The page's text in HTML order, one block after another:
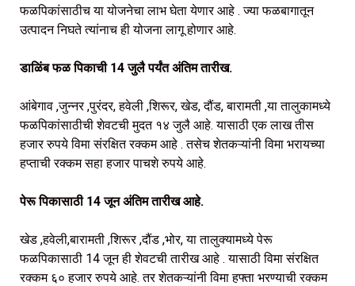
फळपिकांसाठीच या योजनेचा लाभ घेता येणार आहे . ज्या फळबागातून
उत्पादन निघते त्यांनाच ही योजना लागू होणार आहे.
डाळिंब फळ पिकाची 14 जुलै पर्यंत अंतिम तारीख.
आंबेगाव ,जुन्नर ,पुरंदर, हवेली ,शिरूर, खेड, दौंड, बारामती ,या तालुकामध्ये
फळपिकांसाठीची शेवटची मुदत १४ जुलै आहे. यासाठी एक लाख तीस
हजार रुपये विमा संरक्षित रक्कम आहे . तसेच शेतकऱ्यांनी विमा भरायच्या
हप्ताची रक्कम सहा हजार पाचशे रुपये आहे.
पेरू पिकासाठी 14 जून अंतिम तारीख आहे.
खेड ,हवेली,बारामती ,शिरूर ,दौंड ,भोर, या तालुक्यामध्ये पेरू
फळपिकासाठी 14 जून ही शेवटची तारीख आहे . यासाठी विमा संरक्षित
रक्कम ६० हजार रुपये आहे. तर शेतकऱ्यांनी विमा हफ्ता भरण्याची रक्कम